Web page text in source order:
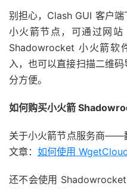
别担心，Clash GUI 客户
小火箭节点，可通过网站
Shadowrocket 小火箭软
入，也可以直接扫描二维
分方便。
如何购买小火箭
关于小火箭节点服务商——
文章： 如何使用
还不会使用 Shadowrocket